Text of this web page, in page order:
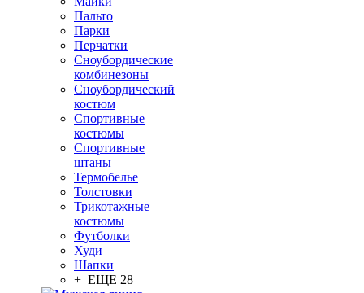
Пальто
Парки
Перчатки
Сноубордические
комбинезоны
Сноубордический
костюм
Спортивные
костюмы
Спортивные
штаны
Термобелье
Толстовки
Трикотажные
костюмы
Футболки
Худи
Шапки
+ ЕЩЕ 28